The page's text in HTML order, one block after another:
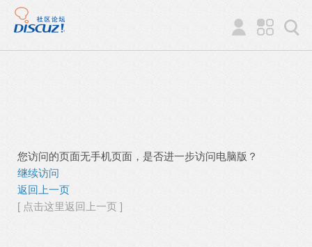
您访问的页面无手机页面，是否进一步访问电脑版？
继续访问
返回上一页
[ 点击这里返回上一页 ]